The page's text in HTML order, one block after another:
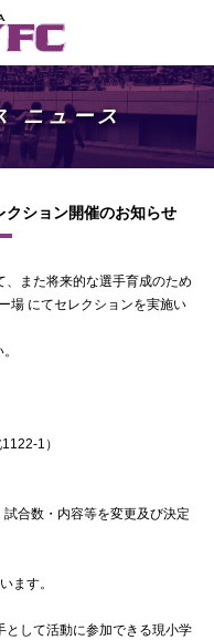
ニュース
クション開催のお知らせ
、また将来的な選手育成のため
場 にてセレクションを実施い
1）
合数・内容等を変更及び決定
ます。
して活動に参加できる現小学